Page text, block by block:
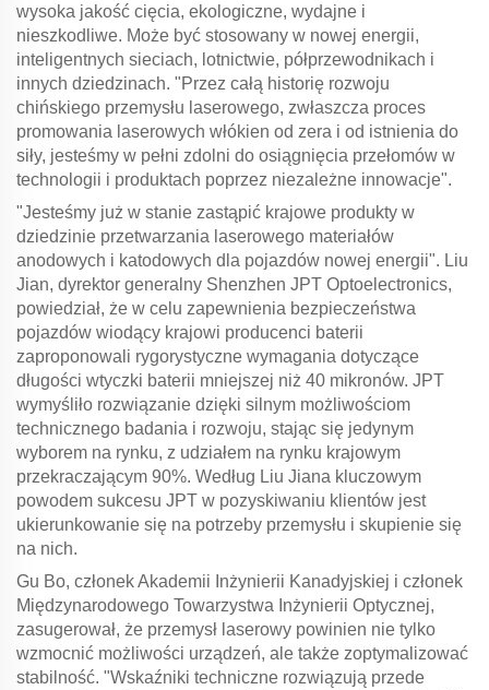
wysoka jakość cięcia, ekologiczne, wydajne i
nieszkodliwe. Może być stosowany w nowej energii,
inteligentnych sieciach, lotnictwie, półprzewodnikach i
innych dziedzinach. "Przez całą historię rozwoju
chińskiego przemysłu laserowego, zwłaszcza proces
promowania laserowych włókien od zera i od istnienia do
siły, jesteśmy w pełni zdolni do osiągnięcia przełomów w
technologii i produktach poprzez niezależne innowacje".
"Jesteśmy już w stanie zastąpić krajowe produkty w
dziedzinie przetwarzania laserowego materiałów
anodowych i katodowych dla pojazdów nowej energii". Liu
Jian, dyrektor generalny Shenzhen JPT Optoelectronics,
powiedział, że w celu zapewnienia bezpieczeństwa
pojazdów wiodący krajowi producenci baterii
zaproponowali rygorystyczne wymagania dotyczące
długości wtyczki baterii mniejszej niż 40 mikronów. JPT
wymyśliło rozwiązanie dzięki silnym możliwościom
technicznego badania i rozwoju, stając się jedynym
wyborem na rynku, z udziałem na rynku krajowym
przekraczającym 90%. Według Liu Jiana kluczowym
powodem sukcesu JPT w pozyskiwaniu klientów jest
ukierunkowanie się na potrzeby przemysłu i skupienie się
na nich.
Gu Bo, członek Akademii Inżynierii Kanadyjskiej i członek
Międzynarodowego Towarzystwa Inżynierii Optycznej,
zasugerował, że przemysł laserowy powinien nie tylko
wzmocnić możliwości urządzeń, ale także zoptymalizować
stabilność. "Wskaźniki techniczne rozwiązują przede